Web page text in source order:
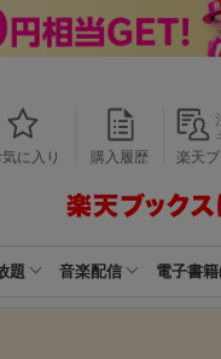
に入り 購入履歴
楽天
題 音楽配信 電子書